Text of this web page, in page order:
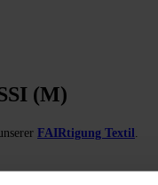
(M)
FAIRtigung Textil